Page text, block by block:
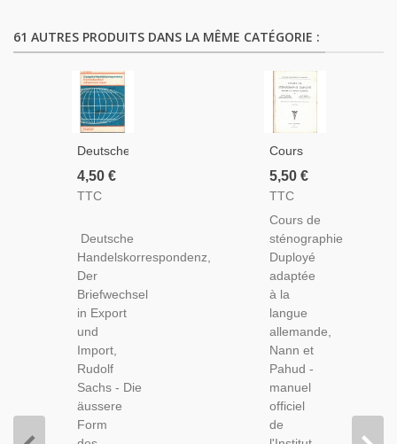
61 AUTRES PRODUITS DANS LA MÊME CATÉGORIE :
Deutsche
Handelskorrespondenz,
Der
Und
Import,
Sachs,
1969 -
Manuels
Allemand,
Allemand
Commercial,
4,50 €
TTC
Deutsche
Handelskorrespondenz,
Der
Briefwechsel
in Export
und
Import,
Rudolf
Sachs - Die
äussere
Form
Cours
De
Sténographie
Adaptée
À La
Langue
Allemande,
Nann,
1974 -
Allemand
Commercial,
Secrétariat,
Sténographie,
5,50 €
TTC
Cours de
sténographie
Duployé
adaptée
à la
langue
allemande,
Nann et
Pahud -
manuel
officiel
de